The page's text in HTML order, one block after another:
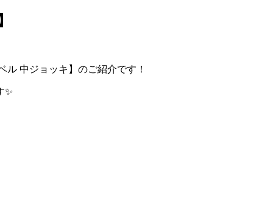
中ジョッキ】のご紹介です！
✨